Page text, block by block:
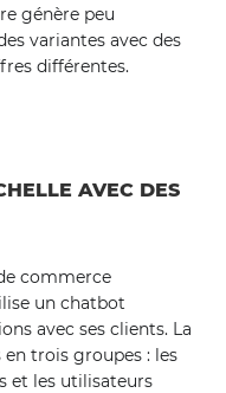
génère peu
variantes avec des
différentes.
AVEC DES
commerce
un chatbot
avec ses clients. La
trois groupes : les
et les utilisateurs